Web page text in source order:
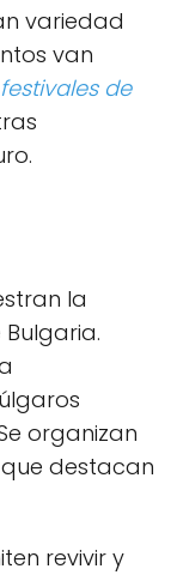
variedad
van
festivales de
la
organizan
destacan
revivir y